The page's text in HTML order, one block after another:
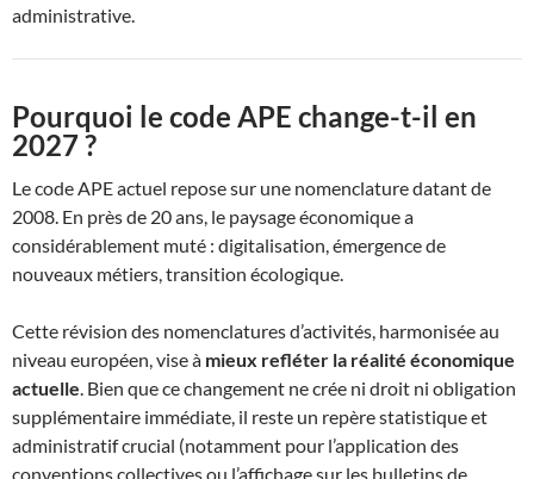
administrative.
Pourquoi le code APE change-t-il en
2027 ?
Le code APE actuel repose sur une nomenclature datant de
2008. En près de 20 ans, le paysage économique a
considérablement muté : digitalisation, émergence de
nouveaux métiers, transition écologique.
Cette révision des nomenclatures d’activités, harmonisée au
niveau européen, vise à mieux refléter la réalité économique
actuelle. Bien que ce changement ne crée ni droit ni obligation
supplémentaire immédiate, il reste un repère statistique et
administratif crucial (notamment pour l’application des
conventions collectives ou l’affichage sur les bulletins de